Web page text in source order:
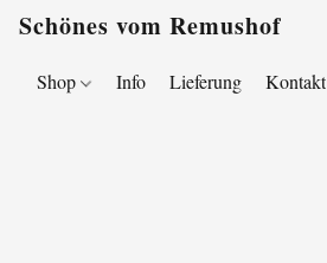
Schönes vom Remushof
Shop Info Lieferung Kontakt